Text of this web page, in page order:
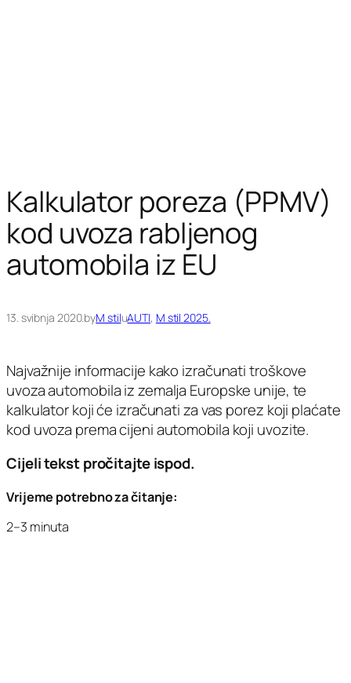
Kalkulator poreza (PPMV)
kod uvoza rabljenog
automobila iz EU
13. svibnja 2020.byM stiluAUTI, M stil 2025.
Najvažnije informacije kako izračunati troškove
uvoza automobila iz zemalja Europske unije, te
kalkulator koji će izračunati za vas porez koji plaćate
kod uvoza prema cijeni automobila koji uvozite.
Cijeli tekst pročitajte ispod.
Vrijeme potrebno za čitanje:
2–3 minuta